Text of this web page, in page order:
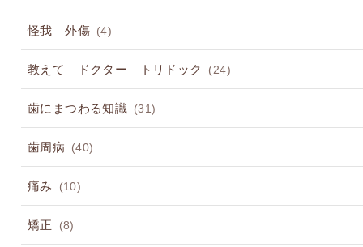
怪我 外傷 (4)
教えて ドクター トリドック (24)
歯にまつわる知識 (31)
歯周病 (40)
痛み (10)
矯正 (8)